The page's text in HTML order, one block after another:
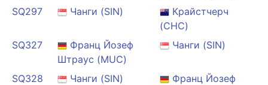
SQ297
Чанги (SIN)
Крайстчерч
(CHC)
SQ327
Франц Йозеф
Штраус (MUC)
Чанги (SIN)
SQ328 Чанги (SIN)
Франц Йозеф